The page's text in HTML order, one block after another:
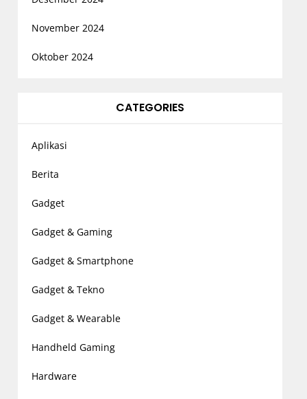
November 2024
Oktober 2024
CATEGORIES
Aplikasi
Berita
Gadget
Gadget & Gaming
Gadget & Smartphone
Gadget & Tekno
Gadget & Wearable
Handheld Gaming
Hardware